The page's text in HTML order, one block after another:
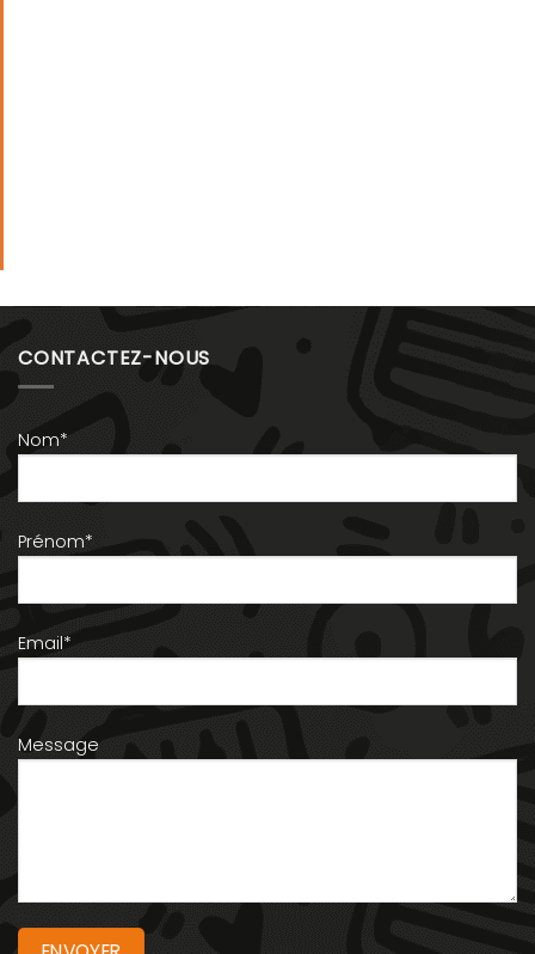
CONTACTEZ-NOUS
Nom*
Prénom*
Email*
Message